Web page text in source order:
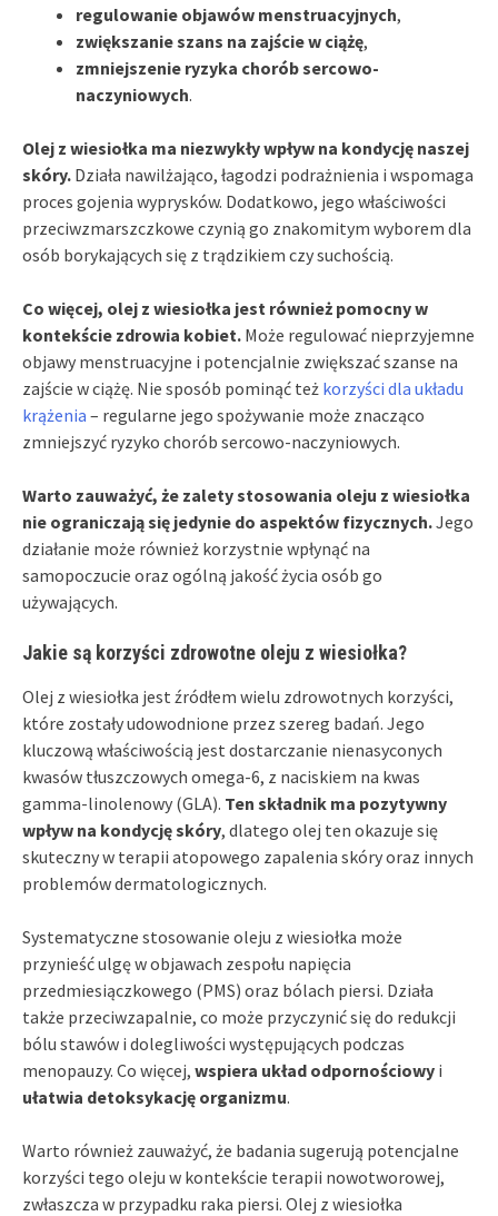
regulowanie objawów menstruacyjnych,
zwiększanie szans na zajście w ciążę,
zmniejszenie ryzyka chorób sercowo-
naczyniowych.
Olej z wiesiołka ma niezwykły wpływ na kondycję naszej
skóry. Działa nawilżająco, łagodzi podrażnienia i wspomaga
proces gojenia wyprysków. Dodatkowo, jego właściwości
przeciwzmarszczkowe czynią go znakomitym wyborem dla
osób borykających się z trądzikiem czy suchością.
Co więcej, olej z wiesiołka jest również pomocny w
kontekście zdrowia kobiet. Może regulować nieprzyjemne
objawy menstruacyjne i potencjalnie zwiększać szanse na
zajście w ciążę. Nie sposób pominąć też korzyści dla układu
krążenia – regularne jego spożywanie może znacząco
zmniejszyć ryzyko chorób sercowo-naczyniowych.
Warto zauważyć, że zalety stosowania oleju z wiesiołka
nie ograniczają się jedynie do aspektów fizycznych.Jego
działanie może również korzystnie wpłynąć na
samopoczucie oraz ogólną jakość życia osób go
używających.
Jakie są korzyści zdrowotne oleju z wiesiołka?
Olej z wiesiołka jest źródłem wielu zdrowotnych korzyści,
które zostały udowodnione przez szereg badań. Jego
kluczową właściwością jest dostarczanie nienasyconych
kwasów tłuszczowych omega-6, z naciskiem na kwas
gamma-linolenowy (GLA). Ten składnik ma pozytywny
wpływ na kondycję skóry, dlatego olej ten okazuje się
skuteczny w terapii atopowego zapalenia skóry oraz innych
problemów dermatologicznych.
Systematyczne stosowanie oleju z wiesiołka może
przynieść ulgę w objawach zespołu napięcia
przedmiesiączkowego (PMS) oraz bólach piersi. Działa
także przeciwzapalnie, co może przyczynić się do redukcji
bólu stawów i dolegliwości występujących podczas
menopauzy. Co więcej, wspiera układ odpornościowy i
ułatwia detoksykację organizmu.
Warto również zauważyć, że badania sugerują potencjalne
korzyści tego oleju w kontekście terapii nowotworowej,
zwłaszcza w przypadku raka piersi. Olej z wiesiołka